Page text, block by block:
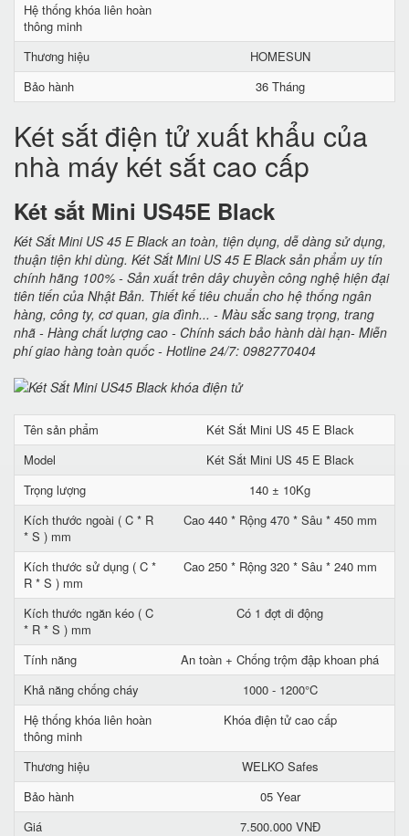
Hệ thống khóa liên hoàn
thông minh
Thương hiệu
HOMESUN
Bảo hành
36 Tháng
Két sắt điện tử xuất khẩu của
nhà máy két sắt cao cấp
Két sắt Mini US45E Black
Két Sắt Mini US 45 E Black an toàn, tiện dụng, dễ dàng sử dụng,
thuận tiện khi dùng. Két Sắt Mini US 45 E Black sản phẩm uy tín
chính hãng 100% - Sản xuất trên dây chuyền công nghệ hiện đại
tiên tiến của Nhật Bản. Thiết kế tiêu chuẩn cho hệ thống ngân
hàng, công ty, cơ quan, gia đình... - Màu sắc sang trọng, trang
nhã - Hàng chất lượng cao - Chính sách bảo hành dài hạn- Miễn
phí giao hàng toàn quốc - Hotline 24/7: 0982770404
Tên sản phẩm
Két Sắt Mini US 45 E Black
Model
Két Sắt Mini US 45 E Black
Trọng lượng
140 ± 10Kg
Kích thước ngoài ( C * R
* S ) mm
Cao 440 * Rộng 470 * Sâu * 450 mm
Kích thước sử dụng ( C *
R * S ) mm
Cao 250 * Rộng 320 * Sâu * 240 mm
Kích thước ngăn kéo ( C
* R * S ) mm
Có 1 đợt di động
Tính năng
An toàn + Chống trộm đập khoan phá
Khả năng chống cháy
1000 - 1200°C
Hệ thống khóa liên hoàn
thông minh
Khóa điện tử cao cấp
Thương hiệu
WELKO Safes
Bảo hành
05 Year
Giá
7.500.000 VNĐ